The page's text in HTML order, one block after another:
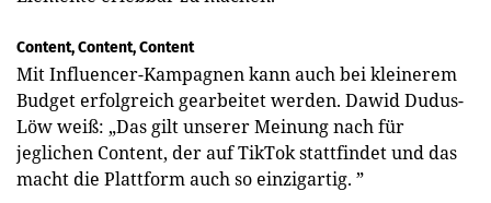
Content, Content, Content
Mit Influencer-Kampagnen kann auch bei kleinerem
Budget erfolgreich gearbeitet werden. Dawid Dudus-
Löw weiß: „Das gilt unserer Meinung nach für
jeglichen Content, der auf TikTok stattfindet und das
macht die Plattform auch so einzigartig. ”